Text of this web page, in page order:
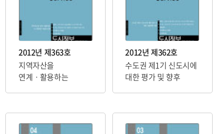
2012년 제363호
지역자산을
연계ㆍ활용하는
2012년 제362호
수도권 제1기 신도시에
대한 평가 및 향후